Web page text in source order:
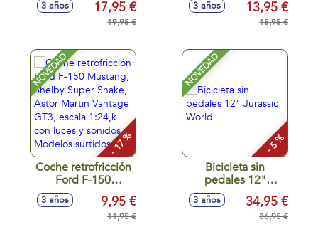
118 ml.
3 años 17,95 €
19,95 €
Roadster, Porsche
911 RS GT3, Aston
GT3 escala 1:24,
neumáticos de
goma, con luces -
Modelos surtidos
3 años 13,95 €
15,95 €
NOVEDAD
- 17 %
Coche retrofricción
Ford F-150
Mustang, Shelby
Super Snake, Astor
Martin Vantage
3 años 9,95 €
11,95 €
NOVEDAD
- 5 %
Bicicleta sin
pedales 12"
Jurassic World
3 años 34,95 €
36,95 €